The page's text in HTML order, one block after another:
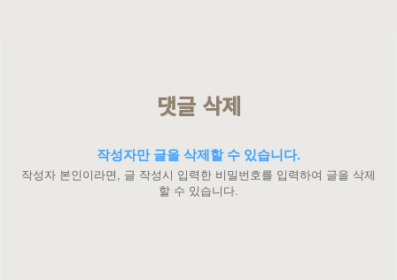
댓글 삭제
작성자만 글을 삭제할 수 있습니다.
작성자 본인이라면, 글 작성시 입력한 비밀번호를 입력하여 글을 삭제
할 수 있습니다.